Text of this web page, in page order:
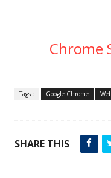
Chrome
Tags : Google Chrome
SHARE THIS